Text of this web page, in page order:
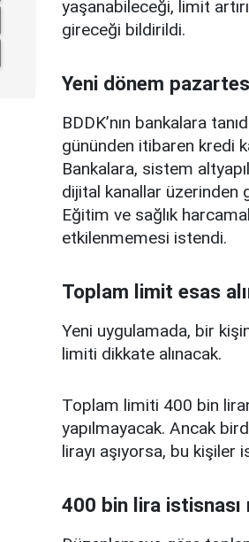
yaşanabileceği, limit
gireceği bildirildi.
Yeni dönem
BDDK’nın bankalara
gününden itibaren kredi
Bankalara, sistem
dijital kanallar üzerinden
Eğitim ve sağlık
etkilenmemesi istendi.
Toplam limit esas
Yeni uygulamada, bir
limiti dikkate alınacak.
Toplam limiti 400 bin
yapılmayacak. Ancak
lirayı aşıyorsa, bu kişiler
400 bin lira istisnası